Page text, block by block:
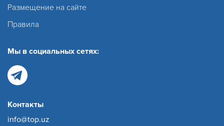
Размещение на сайте
Правила
Мы в социальных сетях:
Контакты
info@top.uz